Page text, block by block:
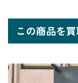
この商品を